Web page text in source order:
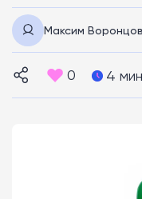
Максим Воронцов
0 4 мин